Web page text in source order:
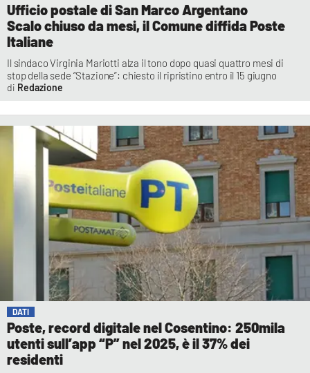
Ufficio postale di San Marco Argentano
Scalo chiuso da mesi, il Comune diffida Poste
Italiane
Il sindaco Virginia Mariotti alza il tono dopo quasi quattro mesi di
stop della sede “Stazione”: chiesto il ripristino entro il 15 giugno
Redazione
DATI
Poste, record digitale nel Cosentino: 250mila
utenti sull’app “P” nel 2025, è il 37% dei
residenti